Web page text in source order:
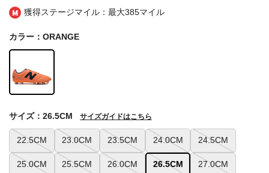
獲得ステージマイル：最大385マイル
カラー：ORANGE
22.5CM 23.0CM 23.5CM 24.0CM 24.5CM
25.0CM 25.5CM 26.0CM 26.5CM 27.0CM
サイズ：26.5CM サイズガイドはこちら